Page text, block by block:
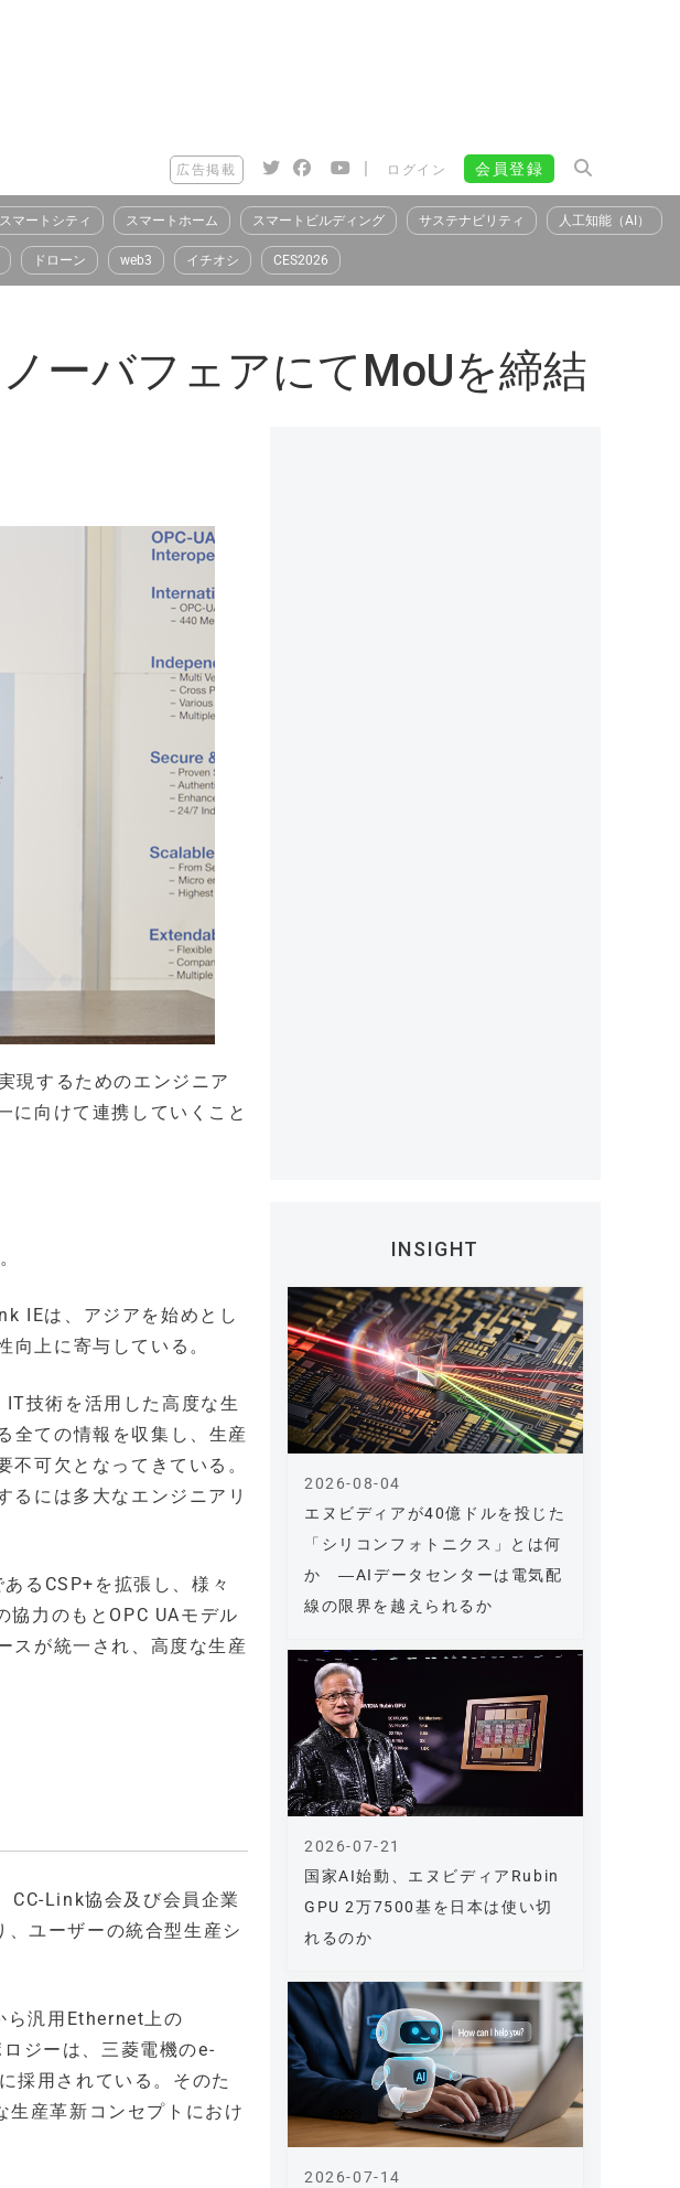
広告掲載 | ログイン 会員登録
スマートシティ スマートホーム スマートビルディング サステナビリティ 人工知能（AI）
ドローン web3 イチオシ CES2026
ーバフェアにてMoUを締結
現するためのエンジニア
に向けて連携していくこと
IEは、アジアを始めとし
上に寄与している。
技術を活用した高度な生
全ての情報を収集し、生産
可欠となってきている。
るには多大なエンジニアリ
るCSP+を拡張し、様々
力のもとOPC UAモデル
スが統一され、高度な生産
CC-Link協会及び会員企業
ユーザーの統合型生産シ
ら汎用Ethernet上の
ジーは、三菱電機のe-
採用されている。そのた
産革新コンセプトにおけ
INSIGHT
エヌビディアが40億ドルを投じた
「シリコンフォトニクス」とは何
か ―AIデータセンターは電気配
線の限界を越えられるか
2026-08-04
国家AI始動、エヌビディアRubin
GPU 2万7500基を日本は使い切
れるのか
2026-07-21
2026-07-14